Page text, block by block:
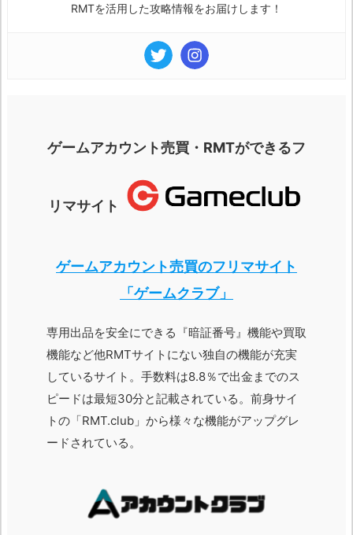
RMTを活用した攻略情報をお届けします！
ゲームアカウント売買・RMTができるフ
リマサイト
ゲームアカウント売買のフリマサイト
「ゲームクラブ」
専用出品を安全にできる『暗証番号』機能や買取
機能など他RMTサイトにない独自の機能が充実
しているサイト。手数料は8.8％で出金までのス
ピードは最短30分と記載されている。前身サイ
トの「RMT.club」から様々な機能がアップグレ
ードされている。